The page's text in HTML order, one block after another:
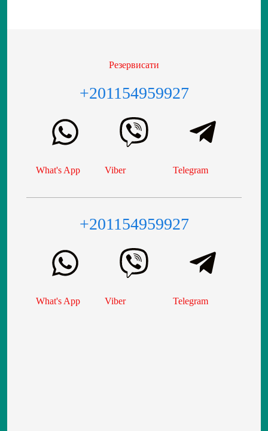
Резервисати
+201154959927
What's App Viber Telegram
+201154959927
What's App Viber Telegram